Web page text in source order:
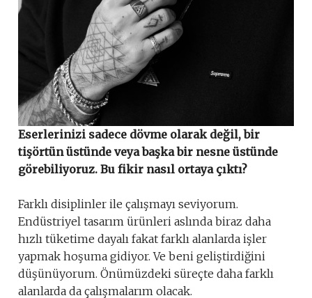
Eserlerinizi sadece dövme olarak değil, bir
tişörtün üstünde veya başka bir nesne üstünde
görebiliyoruz. Bu fikir nasıl ortaya çıktı?
Farklı disiplinler ile çalışmayı seviyorum.
Endüstriyel tasarım ürünleri aslında biraz daha
hızlı tüketime dayalı fakat farklı alanlarda işler
yapmak hoşuma gidiyor. Ve beni geliştirdiğini
düşünüyorum. Önümüzdeki süreçte daha farklı
alanlarda da çalışmalarım olacak.